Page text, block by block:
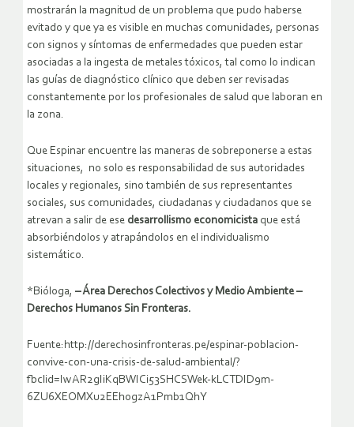
mostrarán la magnitud de un problema que pudo haberse
evitado y que ya es visible en muchas comunidades, personas
con signos y síntomas de enfermedades que pueden estar
asociadas a la ingesta de metales tóxicos, tal como lo indican
las guías de diagnóstico clínico que deben ser revisadas
constantemente por los profesionales de salud que laboran en
la zona.
Que Espinar encuentre las maneras de sobreponerse a estas
situaciones, no solo es responsabilidad de sus autoridades
locales y regionales, sino también de sus representantes
sociales, sus comunidades, ciudadanas y ciudadanos que se
atrevan a salir de ese desarrollismo economicista que está
absorbiéndolos y atrapándolos en el individualismo
sistemático.
*Bióloga, – Área Derechos Colectivos y Medio Ambiente –
Derechos Humanos Sin Fronteras.
Fuente:http://derechosinfronteras.pe/espinar-poblacion-
convive-con-una-crisis-de-salud-ambiental/?
fbclid=IwAR2gIiKqBWICi53SHCSWek-kLCTDID9m-
6ZU6XEOMXu2EEhogzA1Pmb1QhY